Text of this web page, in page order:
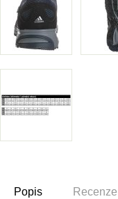
Popis Recenze